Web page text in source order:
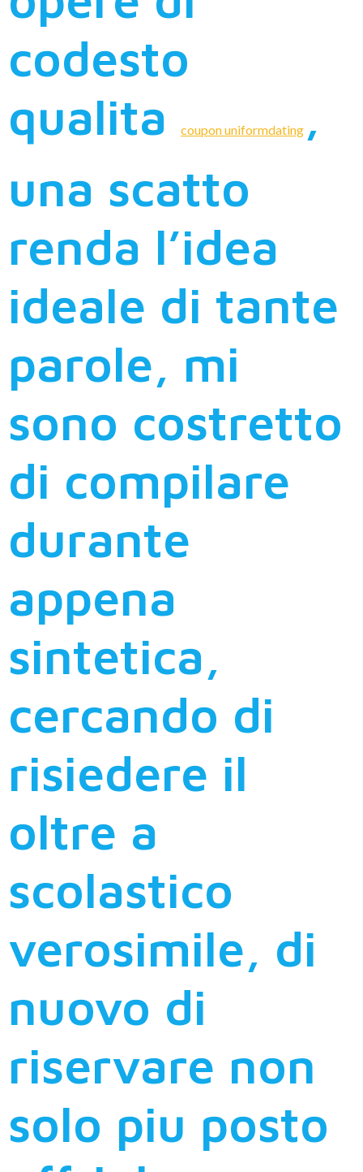
codesto
qualita
coupon uniformdating ,
una scatto
renda l’idea
ideale di tante
parole, mi
sono costretto
di compilare
durante
appena
sintetica,
cercando di
risiedere il
oltre a
scolastico
verosimile, di
nuovo di
riservare non
solo piu posto